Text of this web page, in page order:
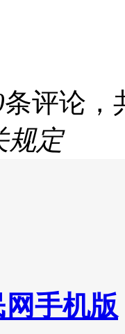
条评论，
规定
网手机版